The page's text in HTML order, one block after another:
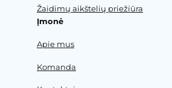
Žaidimų aikštelių priežiūra
Įmonė
Apie mus
Komanda